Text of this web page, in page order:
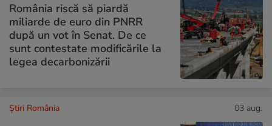
România riscă să piardă
miliarde de euro din PNRR
după un vot în Senat. De ce
sunt contestate modificările la
legea decarbonizării
Știri România 03 aug.